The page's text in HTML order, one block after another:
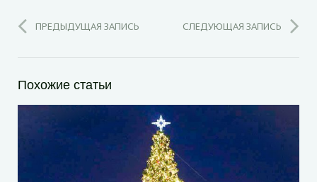
ПРЕДЫДУЩАЯ ЗАПИСЬ СЛЕДУЮЩАЯ ЗАПИСЬ
Похожие статьи